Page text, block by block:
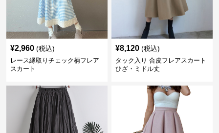
¥2,960 (税込)
レース縁取りチェック柄フレア
スカート
¥8,120 (税込)
タック入り 合皮フレアスカート
ひざ・ミドル丈